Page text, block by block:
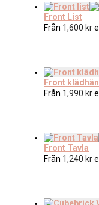
Front List
Från 1,600 kr
Front
Från 1,990 kr
Front Tavla
Från 1,240 kr